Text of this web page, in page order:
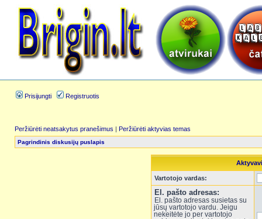
Prisijungti Registruotis
Peržiūrėti neatsakytus pranešimus | Peržiūrėti aktyvias temas
Pagrindinis diskusijų puslapis
Vartotojo vardas:
El. pašto adresas:
El. pašto adresas susietas su
jūsų vartotojo vardu. Jeigu
nekeitėte jo per vartotojo